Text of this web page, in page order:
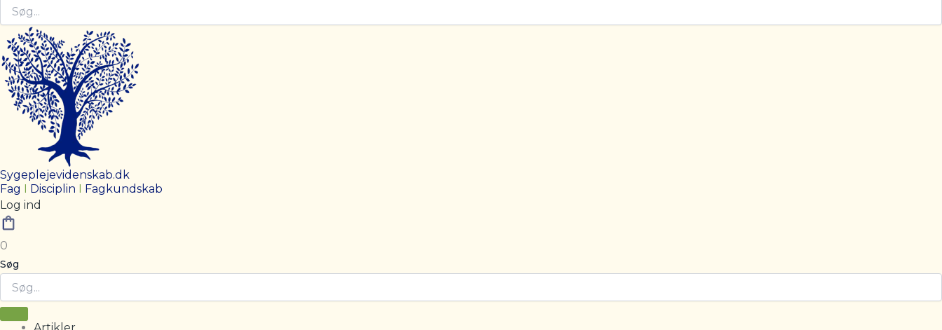
Sygeplejevidenskab.dk
Fag I Disciplin I Fagkundskab
Log ind
0
Søg